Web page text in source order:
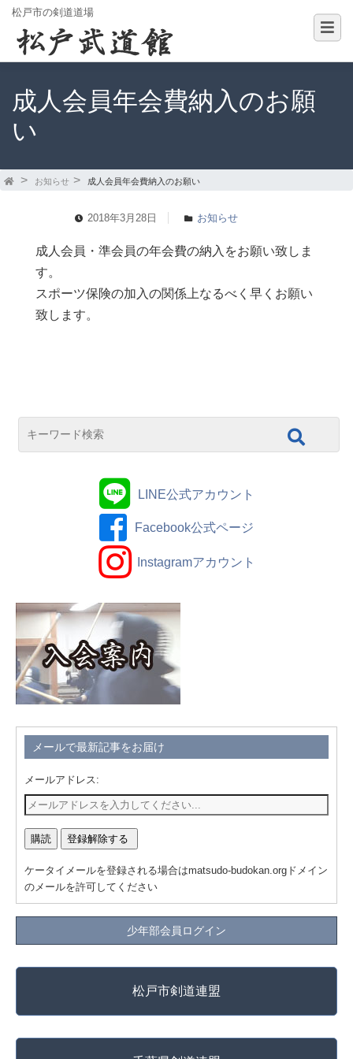
松戸市の剣道道場
成人会員年会費納入のお願
い
お知らせ 成人会員年会費納入のお願い
2018年3月28日 お知らせ
成人会員・準会員の年会費の納入をお願い致しま
す。
スポーツ保険の加入の関係上なるべく早くお願い
致します。
LINE公式アカウント
Facebook公式ページ
Instagramアカウント
メールで最新記事をお届け
メールアドレス:
ケータイメールを登録される場合はmatsudo-budokan.orgドメイン
のメールを許可してください
少年部会員ログイン
松戸市剣道連盟